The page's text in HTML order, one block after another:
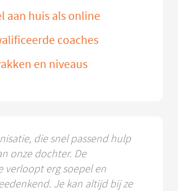
aan huis als online
coaches
en niveaus
die snel passend hulp
onze dochter. De
verloopt erg soepel en
Je kan altijd bij ze